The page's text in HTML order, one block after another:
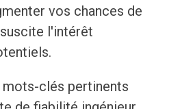
vos chances de
l'intérêt
clés pertinents